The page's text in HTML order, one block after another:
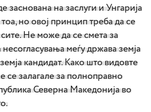
заснована на заслуги и Унгарија
тоа, но овој принцип треба да се
Не може да се смета за
несогласувања меѓу држава земја
кандидат. Како што видовте
се залагале за полноправно
Северна Македонија во